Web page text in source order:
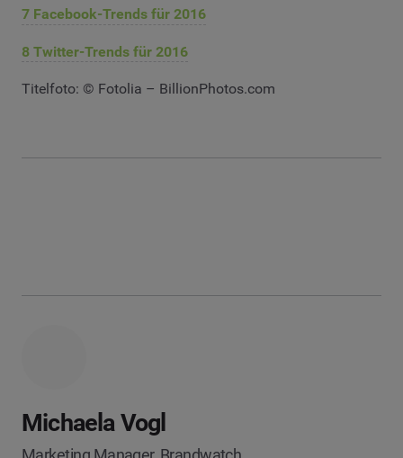
7 Facebook-Trends für 2016
8 Twitter-Trends für 2016
Titelfoto: © Fotolia – BillionPhotos.com
Michaela Vogl